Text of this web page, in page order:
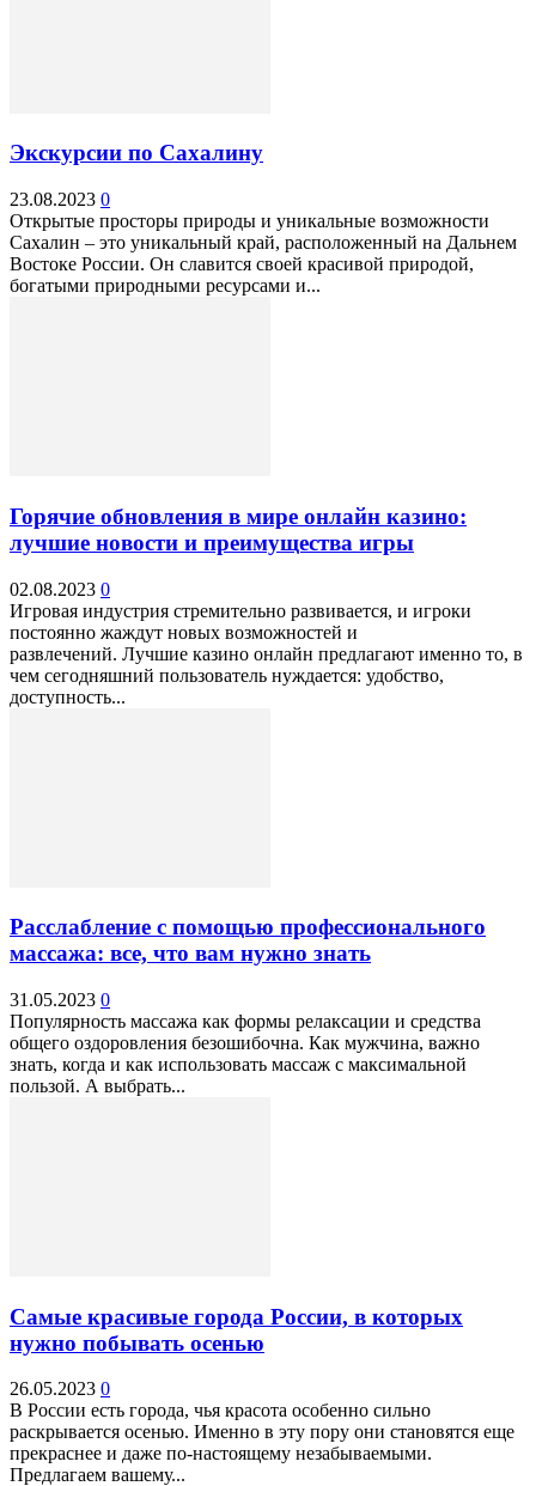
Экскурсии по Сахалину
23.08.2023 0
Открытые просторы природы и уникальные возможности
Сахалин – это уникальный край, расположенный на Дальнем
Востоке России. Он славится своей красивой природой,
богатыми природными ресурсами и...
Горячие обновления в мире онлайн казино:
лучшие новости и преимущества игры
02.08.2023 0
Игровая индустрия стремительно развивается, и игроки
постоянно жаждут новых возможностей и
развлечений. Лучшие казино онлайн предлагают именно то, в
чем сегодняшний пользователь нуждается: удобство,
доступность...
Расслабление с помощью профессионального
массажа: все, что вам нужно знать
31.05.2023 0
Популярность массажа как формы релаксации и средства
общего оздоровления безошибочна. Как мужчина, важно
знать, когда и как использовать массаж с максимальной
пользой. А выбрать...
Самые красивые города России, в которых
нужно побывать осенью
26.05.2023 0
В России есть города, чья красота особенно сильно
раскрывается осенью. Именно в эту пору они становятся еще
прекраснее и даже по-настоящему незабываемыми.
Предлагаем вашему...